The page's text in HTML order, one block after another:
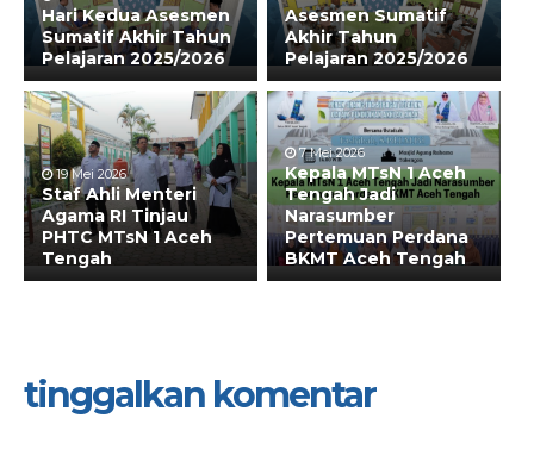
Hari Kedua Asesmen
Sumatif Akhir Tahun
Pelajaran 2025/2026
Asesmen Sumatif
Akhir Tahun
Pelajaran 2025/2026
19 Mei 2026
Staf Ahli Menteri
Agama RI Tinjau
PHTC MTsN 1 Aceh
Tengah
7 Mei 2026
Kepala MTsN 1 Aceh
Tengah Jadi
Narasumber
Pertemuan Perdana
BKMT Aceh Tengah
tinggalkan komentar